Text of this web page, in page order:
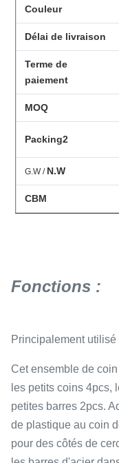
Couleur
Délai de livraison
Terme de
paiement
MOQ
Packing2
G.W / N.W
CBM
Fonctions :
Principalement
Cet ensemble de
les petits coins 4pcs,
petites barres 2pcs.
de plastique au coin
pour des côtés de